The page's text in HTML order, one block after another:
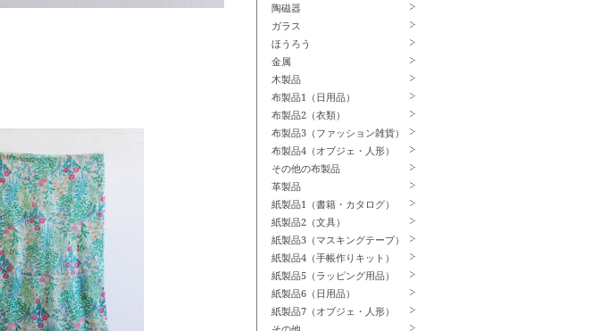
陶磁器
ガラス
ほうろう
金属
木製品
布製品1（日用品）
布製品2（衣類）
布製品3（ファッション雑貨）
布製品4（オブジェ・人形）
その他の布製品
革製品
紙製品1（書籍・カタログ）
紙製品2（文具）
紙製品3（マスキングテープ）
紙製品4（手帳作りキット）
紙製品5（ラッピング用品）
紙製品6（日用品）
紙製品7（オブジェ・人形）